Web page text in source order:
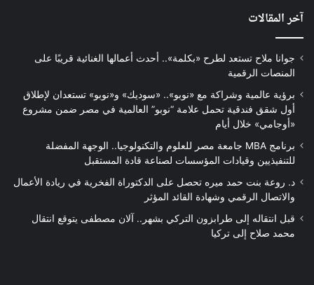
آخر المقالات
جوانا ملاح تستعد لطرح «بكلمة».. أحدث أعمالها الغنائية قريبًا على
المنصات الرقمية
برؤية عالمية وشراكة مع «نوبو».. «سوديك» و«نوبو» تستعدان لإطلاق
أول شقق فندقية تحمل علامة “نوبو” العالمية في مصر ضمن مشروع
«أوجامي» خلال أيام
برنامج MBA جامعة مصر للعلوم والتكنولوجيا.. الوجهة المفضلة
للتنفيذيين وقيادات المؤسسات لصناعة قادة المستقبل
د. روعة بنت حمد ميره تحصل على الدكتوراة الفخرية في ريادة الأعمال
والاتصال الرقمي وشهادة القائد المؤثر
قبل انتقاله إلى طرابزون التركي بشهر.. آلان مصطفى يتوقع انتقال
محمد صلاح إلى تركيا